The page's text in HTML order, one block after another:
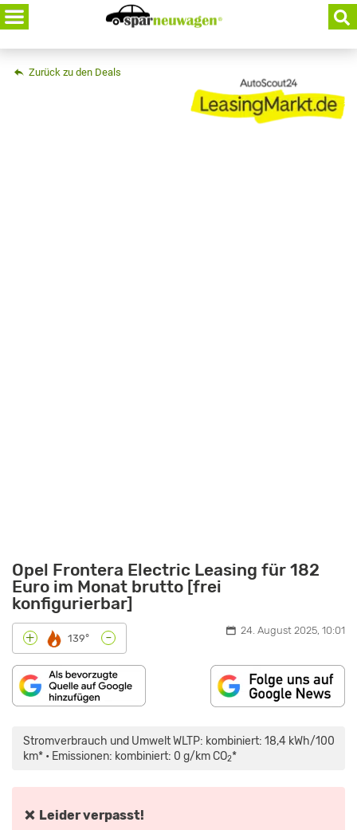
Skip
to
content
Zurück zu den Deals
Opel Frontera Electric Leasing für 182
Euro im Monat brutto [frei
konfigurierbar]
+ 139° - 24. August 2025, 10:01
Stromverbrauch und Umwelt WLTP: kombiniert: 18,4 kWh/100
km* • Emissionen: kombiniert: 0 g/km CO2*
❌ Leider verpasst!
(2024):
VIELSEITIG,
PRAKTISCH
UND
UND
SPORT“